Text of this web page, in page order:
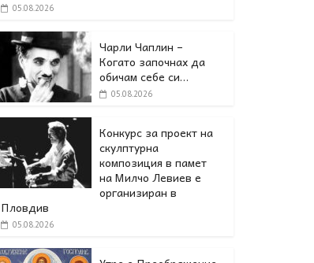
05.08.2026
Чарли Чаплин –
Когато започнах да
обичам себе си…
05.08.2026
Конкурс за проект на
скулптурна
композиция в памет
на Милчо Левиев е
организиран в
Пловдив
05.08.2026